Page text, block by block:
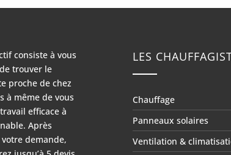
consiste à vous
trouver le
proche de chez
à même de vous
efficace à
Après
demande,
LES
Chauffage
Panneaux solaires
Ventilation &